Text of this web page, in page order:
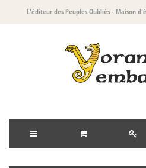
L'éditeur des Peuples Oubliés- Maison